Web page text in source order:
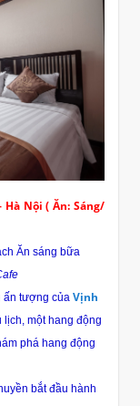
Hà Nội ( Ăn: Sáng/
Ăn sáng bữa
ấn tượng của Vịnh
một hang động
phá hang động
bắt đầu hành